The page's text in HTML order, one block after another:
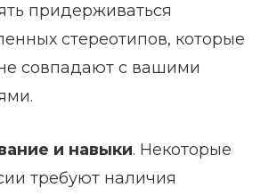
придерживаться
стереотипов, которые
совпадают с вашими
и навыки. Некоторые
требуют наличия